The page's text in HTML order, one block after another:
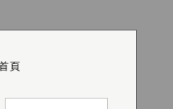
頁
頁
頁
頁
頁